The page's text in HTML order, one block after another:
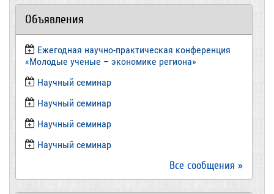
Объявления
Ежегодная научно-практическая конференция
«Молодые ученые – экономике региона»
​Научный семинар
​Научный семинар
Научный семинар
​Научный семинар
Все сообщения »